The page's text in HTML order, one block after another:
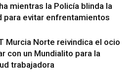
mientras la Policía blinda la
para evitar enfrentamientos
Murcia Norte reivindica el ocio
con un Mundialito para la
trabajadora